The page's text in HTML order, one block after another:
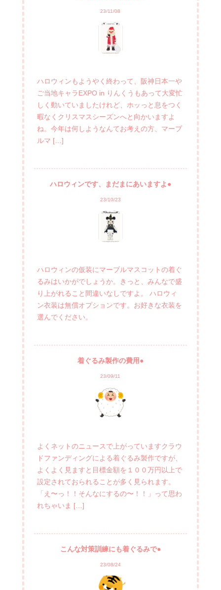
23/11/08
ハロウィンもようやく終わって、阪神日本一や
ご当地キャラEXPO in りんくうもあって大変忙
しく動いていましたけれど、ホッっと息をつく
暇なくクリスマスシーズンへと向かいますよ
ね。今年は何しようなんてお考えの方、マーブ
ルマ […]
ハロウィンです、まだまにあいますよ●
23/10/23
ハロウィンの仮装にマーブルマスコットの着ぐ
るみはいかがでしょうか。きっと、みんなで盛
り上がれること間違いなしですよ。 ハロウィ
ン衣装は無償オプションです。お好きな衣装を
選んでください。
着ぐるみ製作の費用●
23/09/11
よくネットのニュースで上がっていますクラウ
ドファンディングによる着ぐるみ製作ですが、
よくよく見ますと目標金額を１００万円以上で
設定されておられることが多く見られます。
「え〜っ！！そんなにするの〜！！」って思わ
れちゃいま […]
こんな対策訓練にも着ぐるみで●
23/08/24